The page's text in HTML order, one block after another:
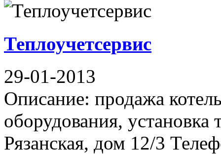
Теплоучетсервис
29-01-2013
Описание: продажа
оборудования,
Рязанская, дом 12/3